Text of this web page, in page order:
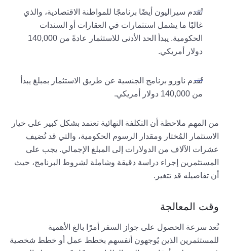
تُقدم سيراليون أيضًا برنامجًا للمواطنة الاقتصادية، والذي
غالبًا ما يشمل استثمارات في العقارات أو السندات
الحكومية. يبدأ الحد الأدنى للاستثمار عادةً من 140,000
دولار أمريكي.
تُقدم ناورو برنامج الجنسية عن طريق الاستثمار بمبلغ يبدأ
من 140,000 دولار أمريكي.
من المهم ملاحظة أن التكلفة النهائية تعتمد بشكل كبير على خيار
الاستثمار المُختار ومقدار الرسوم الحكومية، والتي قد تُضيف
عشرات الآلاف من الدولارات إلى المبلغ الإجمالي. يجب على
المستثمرين إجراء دراسة دقيقة وشاملة لشروط البرنامج، حيث
أن تفاصيله قد تتغير.
وقت المعالجة
تُعد سرعة الحصول على جواز السفر أمرًا بالغ الأهمية
للمستثمرين الذين يُوجهون أنفسهم بخطط عمل أو خطط شخصية